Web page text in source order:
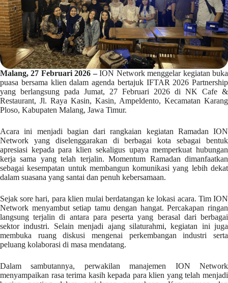
Malang, 27 Februari 2026 –ION Network menggelar kegiatan buka
puasa bersama klien dalam agenda bertajuk IFTAR 2026 Partnership
yang berlangsung pada Jumat, 27 Februari 2026 di NK Cafe &
Restaurant, Jl. Raya Kasin, Kasin, Ampeldento, Kecamatan Karang
Ploso, Kabupaten Malang, Jawa Timur.
Acara ini menjadi bagian dari rangkaian kegiatan Ramadan ION
Network yang diselenggarakan di berbagai kota sebagai bentuk
apresiasi kepada para klien sekaligus upaya memperkuat hubungan
kerja sama yang telah terjalin. Momentum Ramadan dimanfaatkan
sebagai kesempatan untuk membangun komunikasi yang lebih dekat
dalam suasana yang santai dan penuh kebersamaan.
Sejak sore hari, para klien mulai berdatangan ke lokasi acara. Tim ION
Network menyambut setiap tamu dengan hangat. Percakapan ringan
langsung terjalin di antara para peserta yang berasal dari berbagai
sektor industri. Selain menjadi ajang silaturahmi, kegiatan ini juga
membuka ruang diskusi mengenai perkembangan industri serta
peluang kolaborasi di masa mendatang.
Dalam sambutannya, perwakilan manajemen ION Network
menyampaikan rasa terima kasih kepada para klien yang telah menjadi